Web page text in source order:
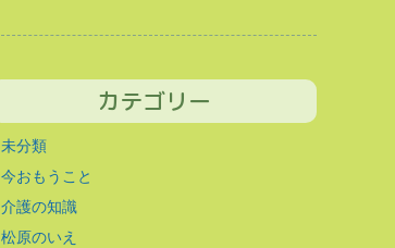
カテゴリー
未分類
今おもうこと
介護の知識
松原のいえ